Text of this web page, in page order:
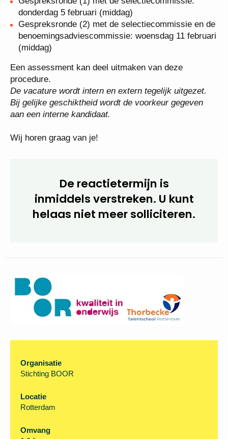
Gespreksronde (1) met de selectiecommissie:
donderdag 5 februari (middag)
Gespreksronde (2) met de selectiecommissie en
de benoemingsadviescommissie: woensdag 11
Een assessment kan deel uitmaken van deze
procedure.
De vacature wordt intern en extern tegelijk uitgezet.
Bij gelijke geschiktheid wordt de voorkeur gegeven
De reactietermijn is
inmiddels verstreken. U kunt
Stichting BOOR
Rotterdam